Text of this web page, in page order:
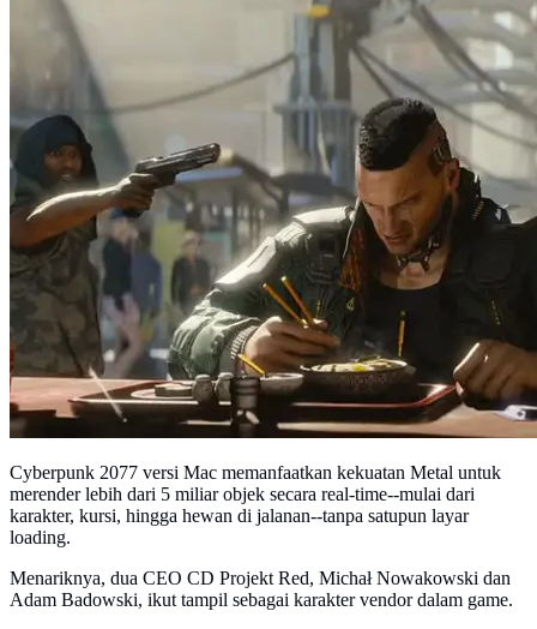
Cyberpunk 2077 versi Mac memanfaatkan kekuatan Metal untuk
merender lebih dari 5 miliar objek secara real-time--mulai dari
karakter, kursi, hingga hewan di jalanan--tanpa satupun layar
loading.
Menariknya, dua CEO CD Projekt Red, Michał Nowakowski dan
Adam Badowski, ikut tampil sebagai karakter vendor dalam game.